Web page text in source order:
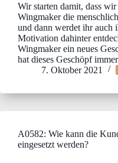
Wir starten damit, dass
Wingmaker die
und dann werdet ihr auch
Motivation dahinter
Wingmaker ein neues
hat dieses Geschöpf
7. Oktober 2021
A0582: Wie kann die
eingesetzt werden?